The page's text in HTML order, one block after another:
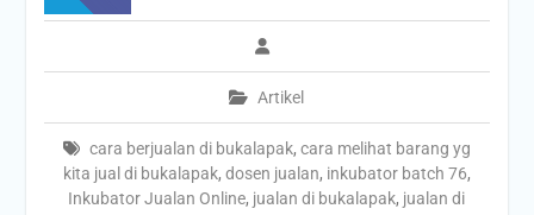
Artikel
cara berjualan di bukalapak, cara melihat barang yg
kita jual di bukalapak, dosen jualan, inkubator batch 76,
Inkubator Jualan Online, jualan di bukalapak, jualan di